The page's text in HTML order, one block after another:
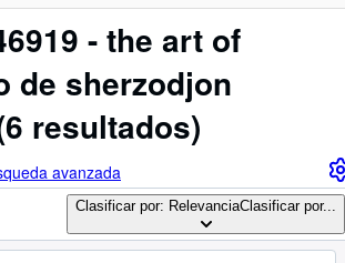
- the art of
de sherzodjon
resultados)
avanzada
Clasificar por: RelevanciaClasificar por...